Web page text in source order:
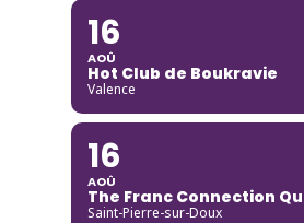
16
AOÛ
Hot Club de Boukravie
Valence
16
AOÛ
The Franc Connection
Saint-Pierre-sur-Doux